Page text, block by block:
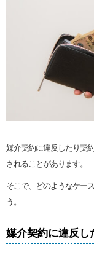
媒介契約に違反したり契
されることがあります。
そこで、どのようなケー
う。
媒介契約に違反し